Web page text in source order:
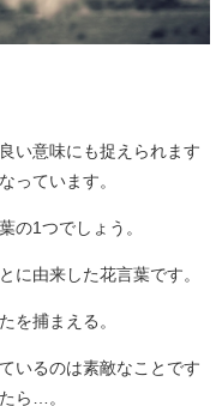
い意味にも捉えられます
っています。
の1つでしょう。
に由来した花言葉です。
を捕まえる。
いるのは素敵なことです
ら…。